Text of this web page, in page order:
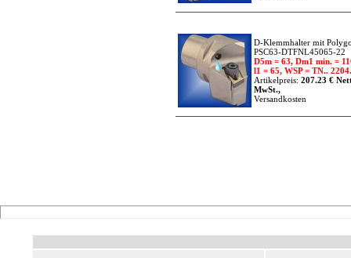
D-Klemmhalter mit
PSC63-DTFNL45065-22
D5m = 63, Dm1 min. =
l1 = 65, WSP = TN..
Artikelpreis: 207.23 €
MwSt.,
Versandkosten